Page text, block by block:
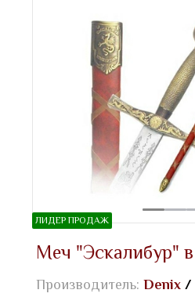
ЛИДЕР ПРОДАЖ
Меч "Эскалибур"
Производитель: Denix /